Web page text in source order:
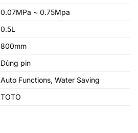
0.07MPa ~ 0.75Mpa
0.5L
800mm
Dùng pin
Auto Functions, Water Saving
TOTO